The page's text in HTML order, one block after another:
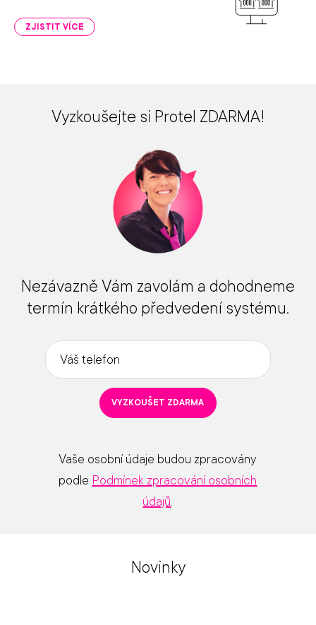
ZJISTIT VÍCE
Vyzkoušejte si Protel ZDARMA!
Nezávazně Vám zavolám a dohodneme
termín krátkého předvedení systému.
Váš
telefon
VYZKOUŠET ZDARMA
Vaše osobní údaje budou zpracovány
podle Podmínek zpracování osobních
údajů
Novinky